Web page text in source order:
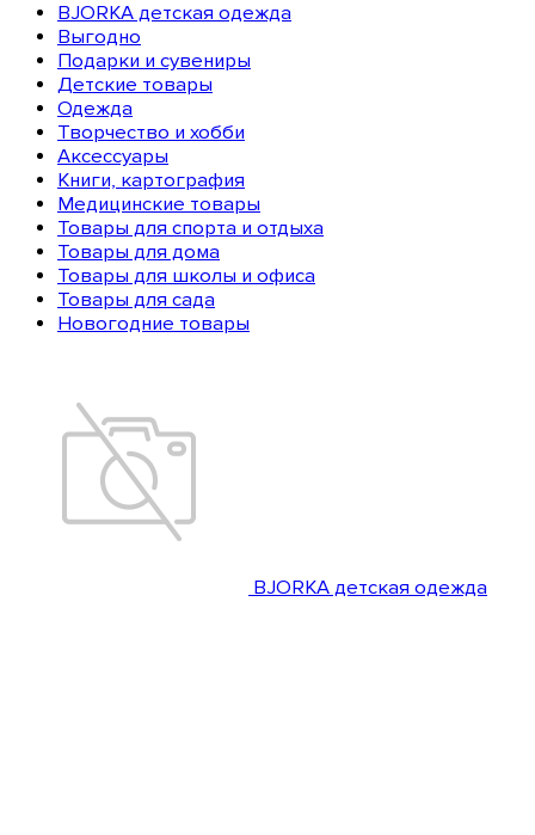
BJORKA детская одежда
Выгодно
Подарки и сувениры
Детские товары
Одежда
Творчество и хобби
Аксессуары
Книги, картография
Медицинские товары
Товары для спорта и отдыха
Товары для дома
Товары для школы и офиса
Товары для сада
Новогодние товары
BJORKA детская одежда